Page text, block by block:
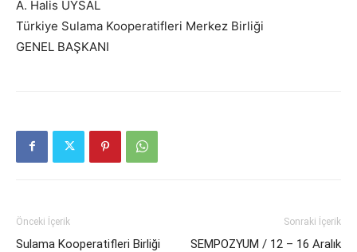
A. Halis UYSAL
Türkiye Sulama Kooperatifleri Merkez Birliği
GENEL BAŞKANI
Önceki İçerik
Sulama Kooperatifleri Birliği
Sonraki İçerik
SEMPOZYUM / 12 – 16 Aralık